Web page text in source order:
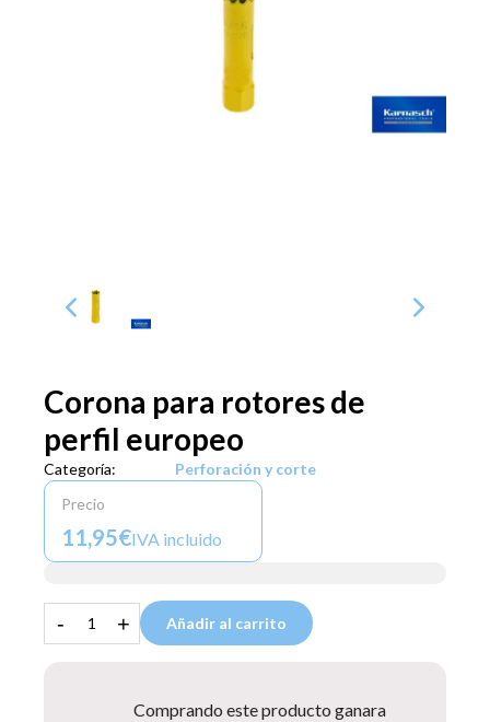
Corona para rotores de
perfil europeo
Categoría:
Perforación y corte
Precio
11,95€IVA incluido
- + Añadir al carrito
Comprando este producto ganara